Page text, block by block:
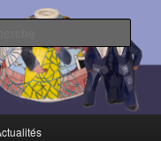
Faïence de